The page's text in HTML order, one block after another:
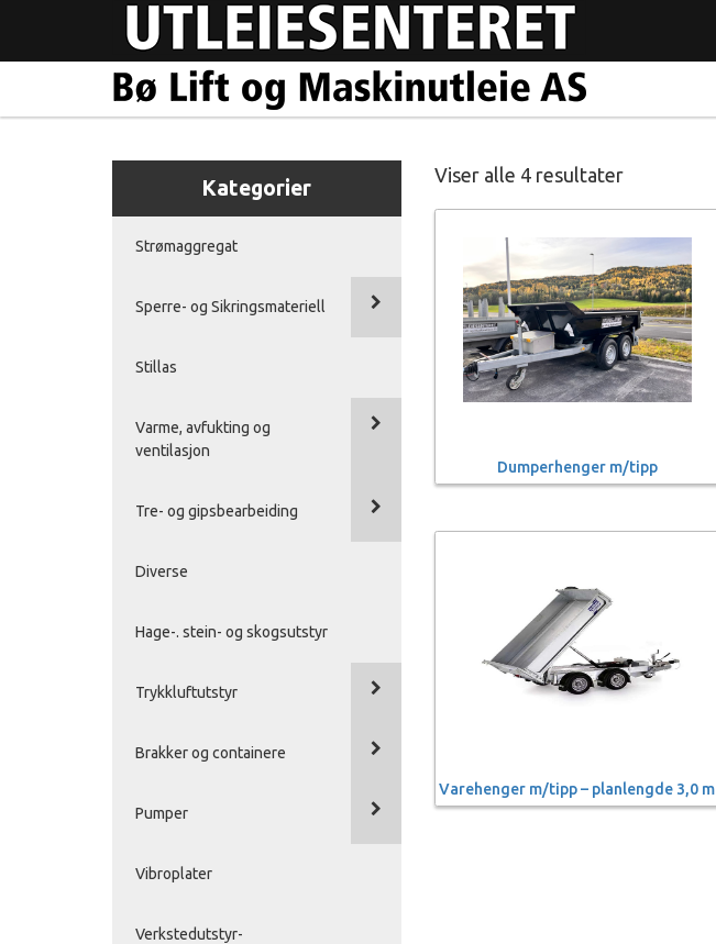
Viser alle 4 resultater
Dumperhenger m/tipp
Varehenger m/tipp – planlengde 3,0 m
Kategorier
Strømaggregat
Sperre- og Sikringsmateriell
Stillas
Varme, avfukting og
ventilasjon
Tre- og gipsbearbeiding
Diverse
Hage-. stein- og skogsutstyr
Trykkluftutstyr
Brakker og containere
Pumper
Vibroplater
Verkstedutstyr-